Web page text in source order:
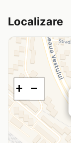
Localizare
+ −